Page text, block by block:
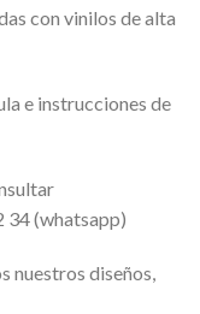
con vinilos de alta
e instrucciones de
34 (whatsapp)
nuestros diseños,